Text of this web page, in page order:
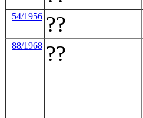
54/1956 ??
88/1968 ??